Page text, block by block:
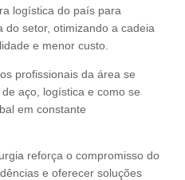
logística do país para
do setor, otimizando a cadeia
e menor custo.
profissionais da área se
aço, logística e como se
em constante
reforça o compromisso do
e oferecer soluções